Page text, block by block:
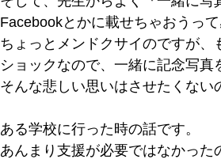
Facebookとかに載せちゃおうって
ちょっとメンドクサイのですが
ショックなので、一緒に記念写真
そんな悲しい思いはさせたくない
ある学校に行った時の話です。
あんまり支援が必要ではなかっ